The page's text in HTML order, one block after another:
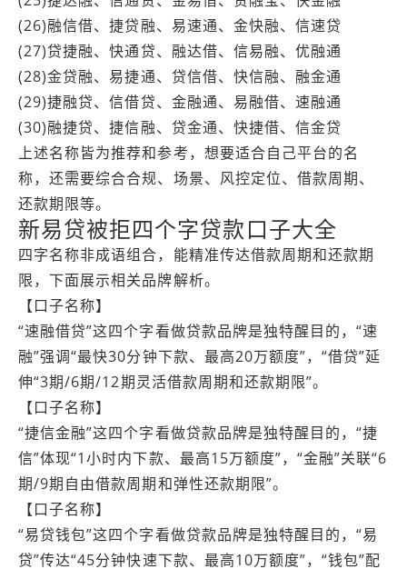
(26)融信借、捷贷融、易速通、金快融、信速贷
(27)贷捷融、快通贷、融达借、信易融、优融通
(28)金贷融、易捷通、贷信借、快信融、融金通
(29)捷融贷、信借贷、金融通、易融借、速融通
(30)融捷贷、捷信融、贷金通、快捷借、信金贷
上述名称皆为推荐和参考，想要适合自己平台的名
称，还需要综合合规、场景、风控定位、借款周期、
还款期限等。
新易贷被拒四个字贷款口子大全
四字名称非成语组合，能精准传达借款周期和还款期
限，下面展示相关品牌解析。
【口子名称】
“速融借贷”这四个字看做贷款品牌是独特醒目的，“速
融”强调“最快30分钟下款、最高20万额度”，“借贷”延
伸“3期/6期/12期灵活借款周期和还款期限”。
【口子名称】
“捷信金融”这四个字看做贷款品牌是独特醒目的，“捷
信”体现“1小时内下款、最高15万额度”，“金融”关联“6
期/9期自由借款周期和弹性还款期限”。
【口子名称】
“易贷钱包”这四个字看做贷款品牌是独特醒目的，“易
贷”传达“45分钟快速下款、最高10万额度”，“钱包”配